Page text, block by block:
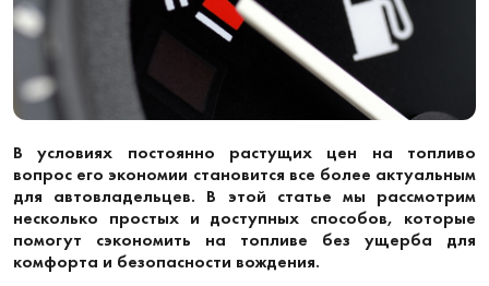
В условиях постоянно растущих цен на топливо
вопрос его экономии становится все более актуальным
для автовладельцев. В этой статье мы рассмотрим
несколько простых и доступных способов, которые
помогут сэкономить на топливе без ущерба для
комфорта и безопасности вождения.